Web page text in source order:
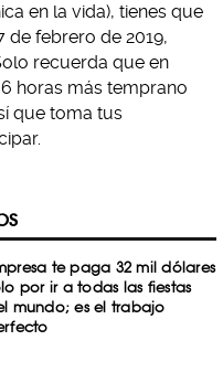
en la vida), tienes que
de febrero de 2019,
recuerda que en
horas más temprano
que toma tus
te paga 32 mil dólares
por ir a todas las fiestas
mundo; es el trabajo